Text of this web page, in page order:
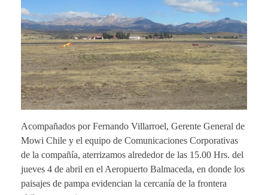
Acompañados por Fernando Villarroel, Gerente General de
Mowi Chile y el equipo de Comunicaciones Corporativas
de la compañía, aterrizamos alrededor de las 15.00 Hrs. del
jueves 4 de abril en el Aeropuerto Balmaceda, en donde los
paisajes de pampa evidencian la cercanía de la frontera